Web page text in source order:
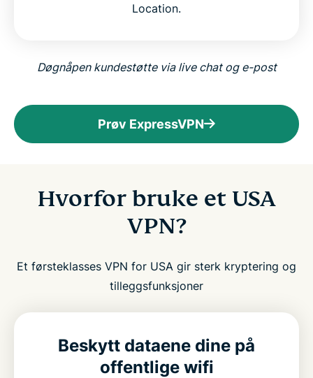
Location.
Døgnåpen kundestøtte via live chat og e-post
Prøv ExpressVPN
Hvorfor bruke et USA
VPN?
Et førsteklasses VPN for USA gir sterk kryptering og
tilleggsfunksjoner
Beskytt dataene dine på
offentlige wifi